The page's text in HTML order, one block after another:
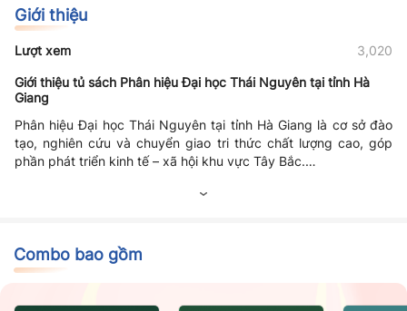
Giới thiệu
Lượt xem 3,020
Giới thiệu tủ sách Phân hiệu Đại học Thái Nguyên tại tỉnh Hà
Giang
Phân hiệu Đại học Thái Nguyên tại tỉnh Hà Giang là cơ sở đào
tạo, nghiên cứu và chuyển giao tri thức chất lượng cao, góp
phần phát triển kinh tế – xã hội khu vực Tây Bắc.
đẳng và bồi dưỡng chuyên môn, đáp ứng nhu cầu nhân lực địa
giữa lý thuyết và thực hành.
Đội ngũ giảng viên giàu kinh nghiệm, nhiệt huyết, đồng hành
Nơi nuôi dưỡng tri thức, ươm mầm tài năng trẻ và góp phần
Combo bao gồm